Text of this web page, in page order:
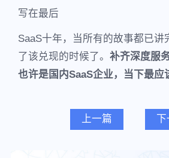
写在最后
SaaS十年，当所有的故事都已讲
了该兑现的时候了。 补齐深度服
也许是国内SaaS企业，当下最应
上一篇 下